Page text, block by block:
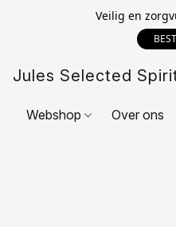
Veilig en
Jules Selected
Webshop Over ons